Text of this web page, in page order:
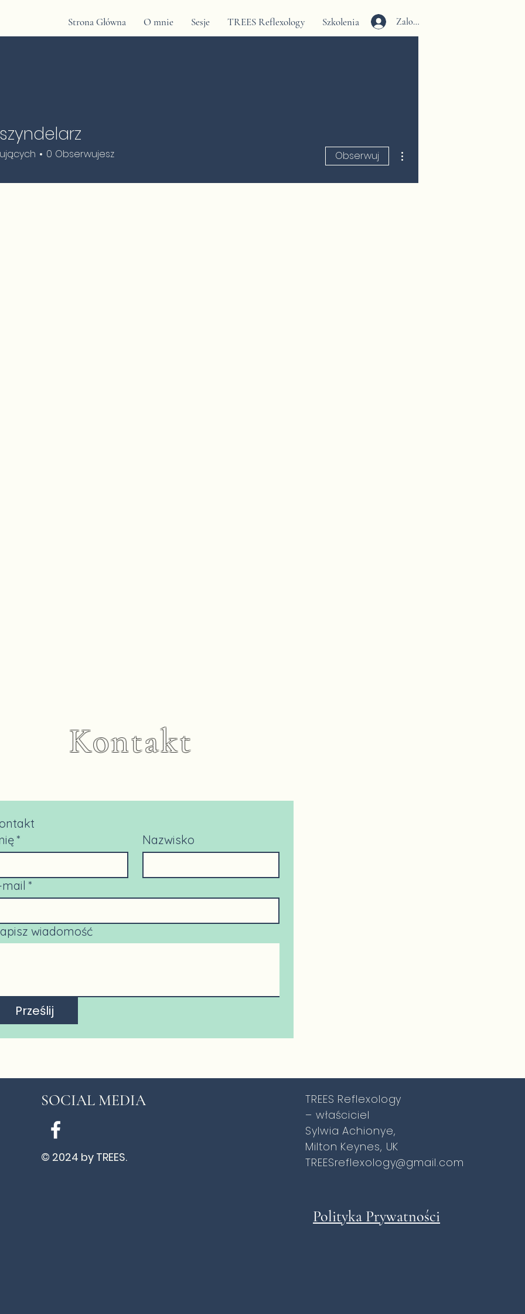
Strona Główna O mnie Sesje TREES Reflexology Szkolenia Zaloguj się
0 Obserwujesz Obserwuj
Kontakt
* Nazwisko
mail *
wiadomość
Prześlij
SOCIAL MEDIA
© 2024 by TREES.
TREES Reflexology
– właściciel
Sylwia Achionye,
Milton Keynes, UK
TREESreflexology@gmail.com
Polityka Prywatności